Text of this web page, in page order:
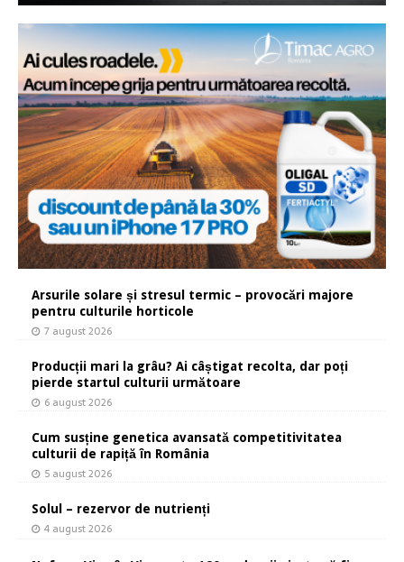
Arsurile solare și stresul termic – provocări majore
pentru culturile horticole
7 august 2026
Producții mari la grâu? Ai câștigat recolta, dar poți
pierde startul culturii următoare
6 august 2026
Cum susține genetica avansată competitivitatea
culturii de rapiță în România
5 august 2026
Solul – rezervor de nutrienți
4 august 2026